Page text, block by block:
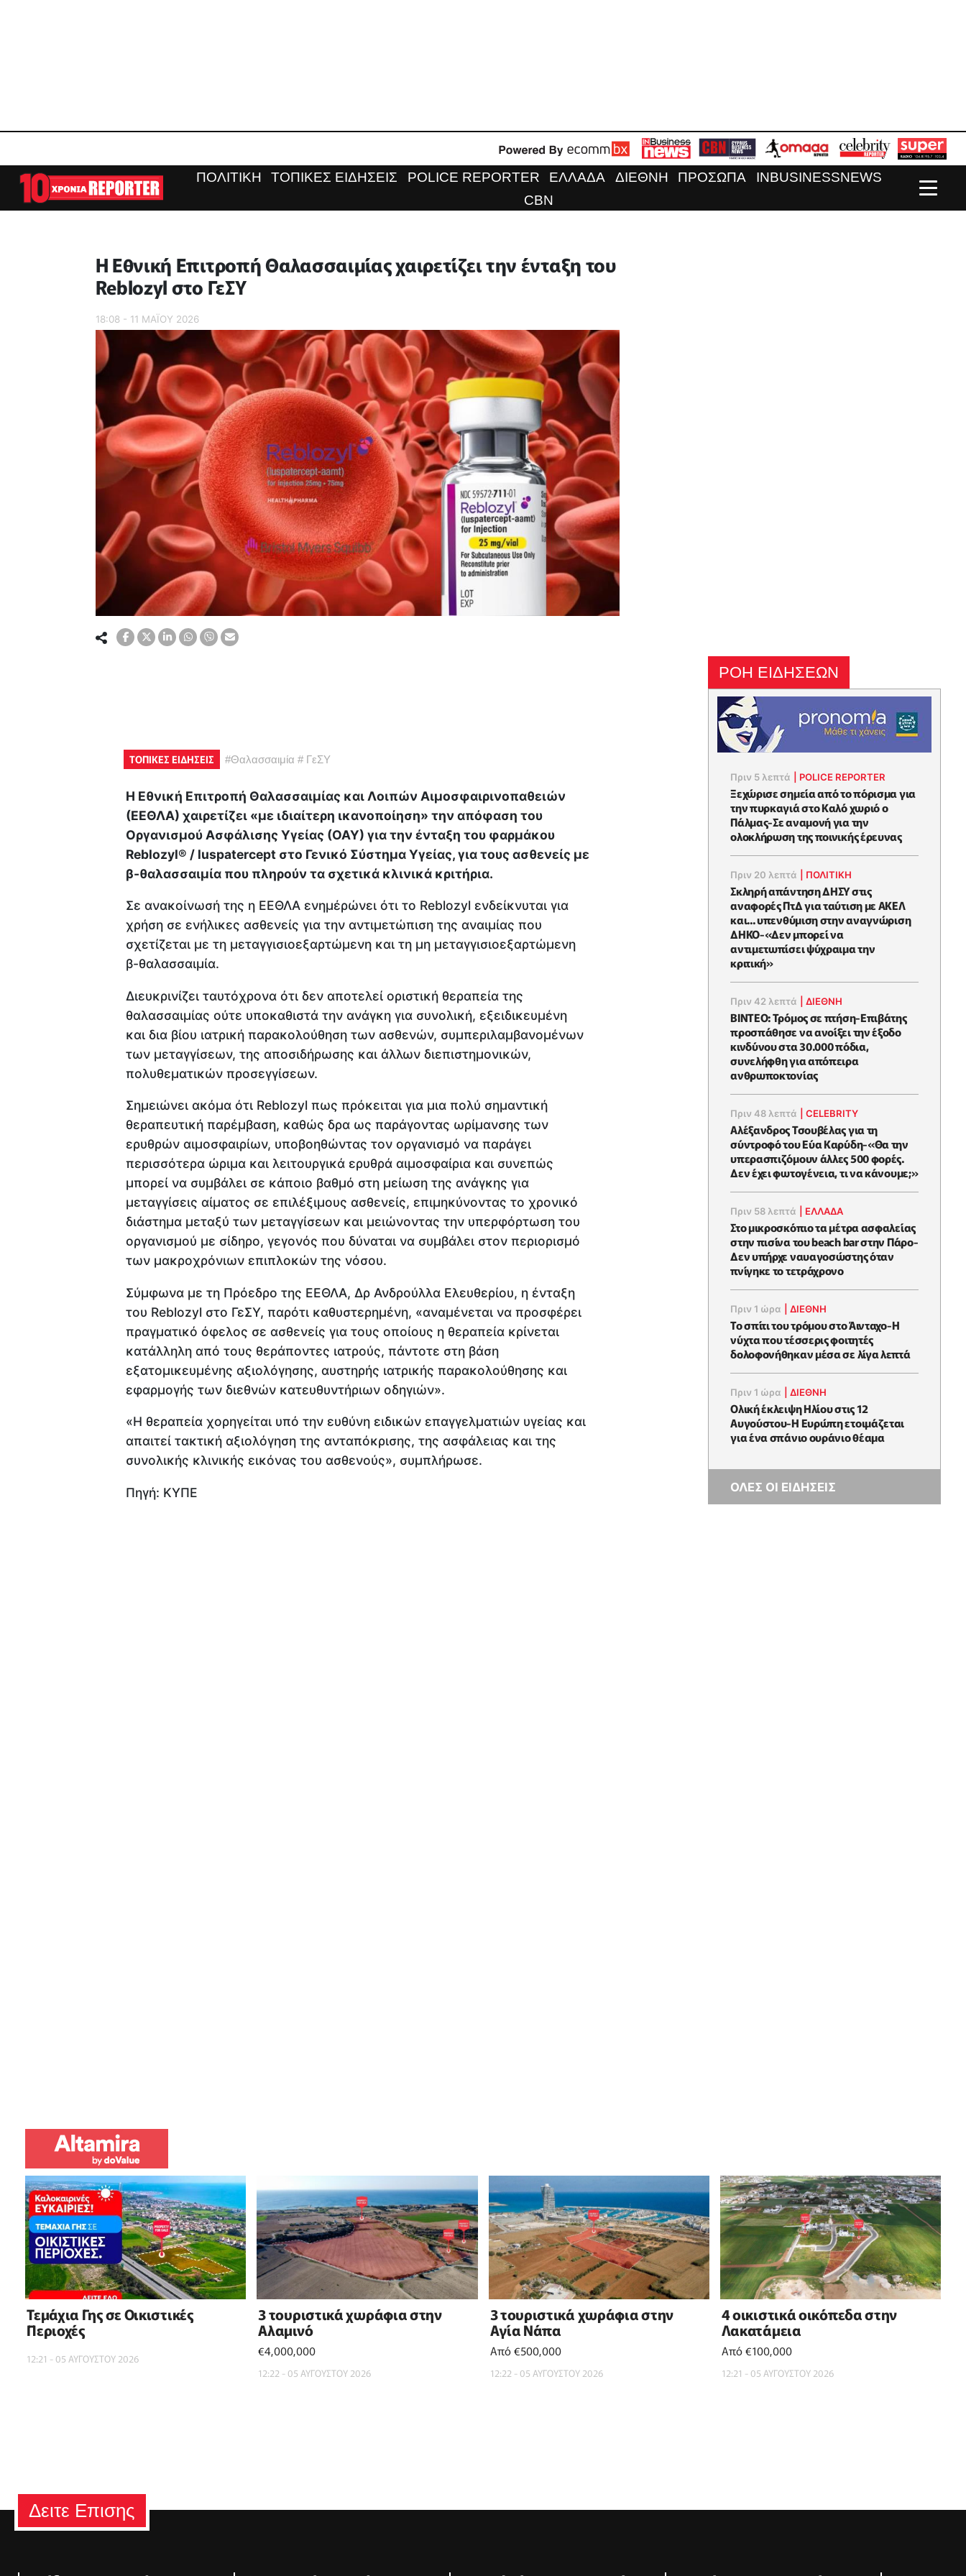
ΠΟΛΙΤΙΚΗ ΤΟΠΙΚΕΣ ΕΙΔΗΣΕΙΣ POLICE REPORTER ΕΛΛΑΔΑ ΔΙΕΘΝΗ ΠΡΟΣΩΠΑ
INBUSINESSNEWS
CBN
Η Εθνική Επιτροπή Θαλασσαιμίας χαιρετίζει την ένταξη του
Reblozyl στο ΓεΣΥ
18:08 - 11 ΜΑΪ́ΟΥ 2026
ΤΟΠΙΚΕΣ ΕΙΔΗΣΕΙΣ #Θαλασσαιμία # ΓεΣΥ
Η Εθνική Επιτροπή Θαλασσαιμίας και Λοιπών Αιμοσφαιρινοπαθειών
(ΕΕΘΛΑ) χαιρετίζει «με ιδιαίτερη ικανοποίηση» την απόφαση του
Οργανισμού Ασφάλισης Υγείας (ΟΑΥ) για την ένταξη του φαρμάκου
Reblozyl® / luspatercept στο Γενικό Σύστημα Υγείας, για τους ασθενείς με
β-θαλασσαιμία που πληρούν τα σχετικά κλινικά κριτήρια.
Σε ανακοίνωσή της η ΕΕΘΛΑ ενημέρώνει ότι το Reblozyl ενδείκνυται για
χρήση σε ενήλικες ασθενείς για την αντιμετώπιση της αναιμίας που
σχετίζεται με τη μεταγγισιοεξαρτώμενη και τη μη μεταγγισιοεξαρτώμενη
β-θαλασσαιμία.
Διευκρινίζει ταυτόχρονα ότι δεν αποτελεί οριστική θεραπεία της
θαλασσαιμίας ούτε υποκαθιστά την ανάγκη για συνολική, εξειδικευμένη
και δια βίου ιατρική παρακολούθηση των ασθενών, συμπεριλαμβανομένων
των μεταγγίσεων, της αποσιδήρωσης και άλλων διεπιστημονικών,
πολυθεματικών προσεγγίσεων.
Σημειώνει ακόμα ότι Reblozyl πως πρόκειται για μια πολύ σημαντική
θεραπευτική παρέμβαση, καθώς δρα ως παράγοντας ωρίμανσης των
ερυθρών αιμοσφαιρίων, υποβοηθώντας τον οργανισμό να παράγει
περισσότερα ώριμα και λειτουργικά ερυθρά αιμοσφαίρια και συνεπώς
μπορεί να συμβάλει σε κάποιο βαθμό στη μείωση της ανάγκης για
μεταγγίσεις αίματος σε επιλέξιμους ασθενείς, επιμηκύνοντας το χρονικό
διάστημα μεταξύ των μεταγγίσεων και μειώνοντας την υπερφόρτωση του
οργανισμού με σίδηρο, γεγονός που δύναται να συμβάλει στον περιορισμό
των μακροχρόνιων επιπλοκών της νόσου.
Σύμφωνα με τη Πρόεδρο της ΕΕΘΛΑ, Δρ Ανδρούλλα Ελευθερίου, η ένταξη
του Reblozyl στο ΓεΣΥ, παρότι καθυστερημένη, «αναμένεται να προσφέρει
πραγματικό όφελος σε ασθενείς για τους οποίους η θεραπεία κρίνεται
κατάλληλη από τους θεράποντες ιατρούς, πάντοτε στη βάση
εξατομικευμένης αξιολόγησης, αυστηρής ιατρικής παρακολούθησης και
εφαρμογής των διεθνών κατευθυντήριων οδηγιών».
«Η θεραπεία χορηγείται υπό την ευθύνη ειδικών επαγγελματιών υγείας και
απαιτεί τακτική αξιολόγηση της ανταπόκρισης, της ασφάλειας και της
συνολικής κλινικής εικόνας του ασθενούς», συμπλήρωσε.
Πηγή: ΚΥΠΕ
ΡΟΗ ΕΙΔΗΣΕΩΝ
Πριν 5 λεπτά POLICE REPORTER
Ξεχώρισε σημεία από το πόρισμα για
την πυρκαγιά στο Καλό χωριό ο
Πάλμας-Σε αναμονή για την
ολοκλήρωση της ποινικής έρευνας
Πριν 20 λεπτά ΠΟΛΙΤΙΚΗ
Σκληρή απάντηση ΔΗΣΥ στις
αναφορές ΠτΔ για ταύτιση με ΑΚΕΛ
και... υπενθύμιση στην αναγνώριση
ΔΗΚΟ-«Δεν μπορεί να
αντιμετωπίσει ψύχραιμα την
κριτική»
Πριν 42 λεπτά |ΔΙΕΘΝΗ
ΒΙΝΤΕΟ: Τρόμος σε πτήση-Επιβάτης
προσπάθησε να ανοίξει την έξοδο
κινδύνου στα 30.000 πόδια,
συνελήφθη για απόπειρα
ανθρωποκτονίας
Πριν 48 λεπτά |CELEBRITY
Αλέξανδρος Τσουβέλας για τη
σύντροφό του Εύα Καρύδη-«Θα την
υπερασπιζόμουν άλλες 500 φορές.
Δεν έχει φωτογένεια, τι να κάνουμε;»
Πριν 58 λεπτά ΕΛΛΑΔΑ
Στο μικροσκόπιο τα μέτρα ασφαλείας
στην πισίνα του beach bar στην Πάρο-
Δεν υπήρχε ναυαγοσώστης όταν
πνίγηκε το τετράχρονο
Πριν 1 ώρα |ΔΙΕΘΝΗ
Το σπίτι του τρόμου στο Άινταχο-Η
νύχτα που τέσσερις φοιτητές
δολοφονήθηκαν μέσα σε λίγα λεπτά
Πριν 1 ώρα |ΔΙΕΘΝΗ
Ολική έκλειψη Ηλίου στις 12
Αυγούστου-Η Ευρώπη ετοιμάζεται
για ένα σπάνιο ουράνιο θέαμα
ΟΛΕΣ ΟΙ ΕΙΔΗΣΕΙΣ
Τεμάχια Γης σε Οικιστικές
Περιοχές
12:21 - 05 ΑΥΓΟΥΣΤΟΥ 2026
3 τουριστικά χωράφια στην
Αλαμινό
€4,000,000
12:22 - 05 ΑΥΓΟΥΣΤΟΥ 2026
3 τουριστικά χωράφια στην
Αγία Νάπα
Από €500,000
12:22 - 05 ΑΥΓΟΥΣΤΟΥ 2026
4 οικιστικά οικόπεδα στην
Λακατάμεια
Από €100,000
12:21 - 05 ΑΥΓΟΥΣΤΟΥ 2026
Δειτε Επισης